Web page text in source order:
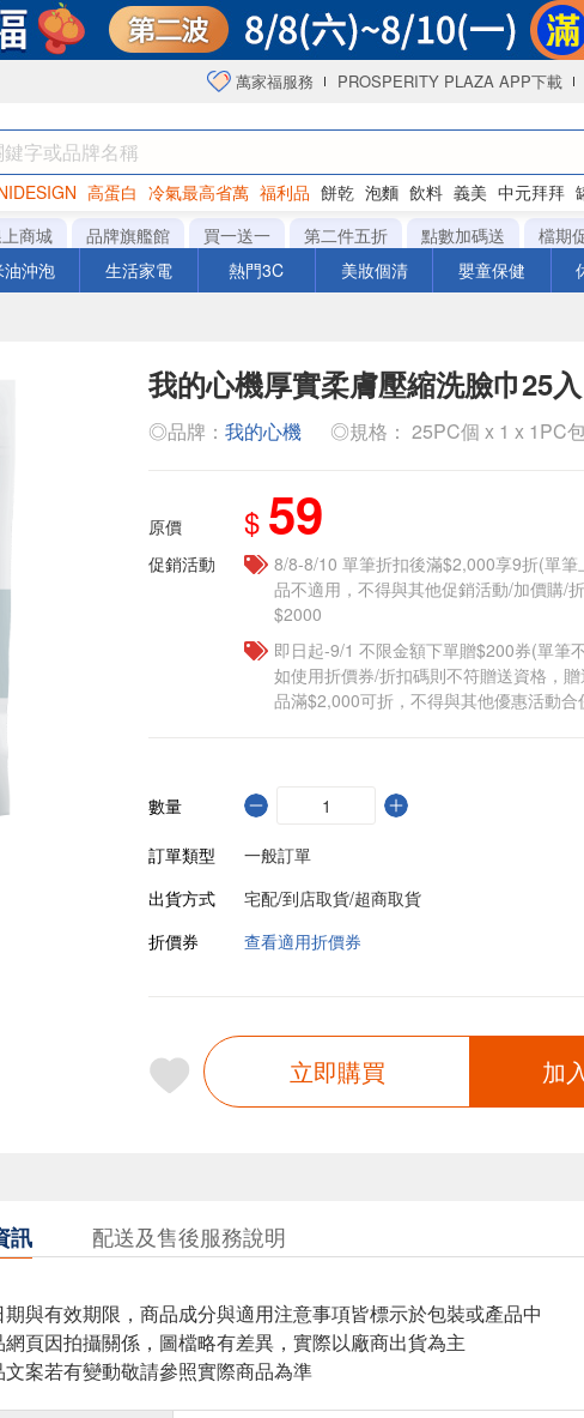
萬家福服務 PROSPERITY PLAZA APP下載
高蛋白 冷氣最高省萬 福利品 餅乾 泡麵 飲料 義美 中元拜拜
生紙 咖啡
商城 品牌旗艦館 買一送一 第二件五折 點數加碼送 檔期
油沖泡 生活家電 熱門3C 美妝個清 嬰童保健
我的心機厚實柔膚壓縮洗臉巾25入
◎品牌： 我的心機 ◎規格： 25PC個 x 1 x 1PC
原價 $ 59
促銷活動
8/8-8/10 單筆折扣後滿$2,000享9折(單
品不適用，不得與其他促銷活動/加價購/
$2000
即日起-9/1 不限金額下單贈$200券(單筆
如使用折價券/折扣碼則不符贈送資格，
品滿$2,000可折，不得與其他優惠活動合
數量
訂單類型
一般訂單
出貨方式
宅配/到店取貨/超商取貨
折價券
查看適用折價券
立即購買 加
訊 配送及售後服務說明
與有效期限，商品成分與適用注意事項皆標示於包裝或產品中
網頁因拍攝關係，圖檔略有差異，實際以廠商出貨為主
文案若有變動敬請參照實際商品為準